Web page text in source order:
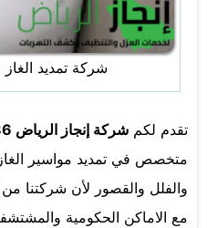
شركة تمديد
تقدم لكم شركة إنجاز الرياض 0532428486
متخصص في تمديد مواسير
والفلل والقصور لأن شركتنا
مع الاماكن الحكومية